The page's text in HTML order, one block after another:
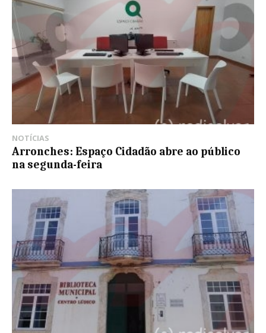
NOTÍCIAS
Arronches: Espaço Cidadão abre ao público
na segunda-feira